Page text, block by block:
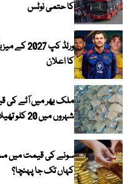
کا حتمی نوٹس
ورلڈ کپ
کا اعلان
ملک بھر میں آٹے کی
شہروں میں 20 کلو تھیلا 100 روپے تک مہنگا
سونے کی قیمت میں
کہاں تک جا پہنچا؟